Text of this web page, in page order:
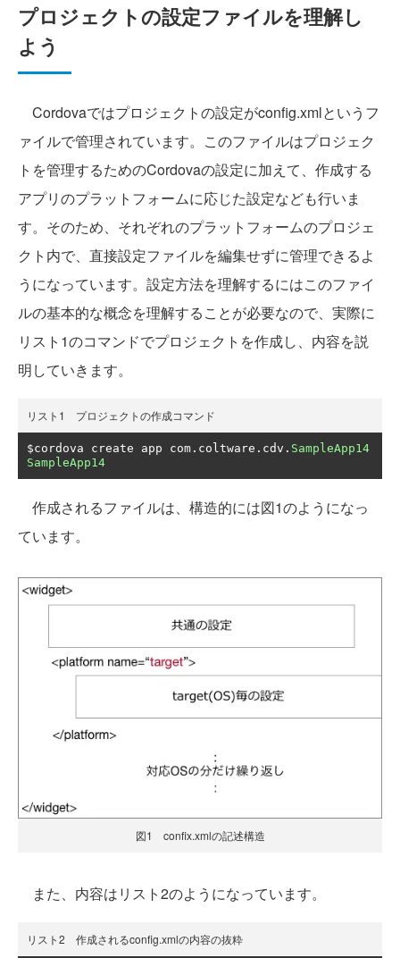
プロジェクトの設定ファイルを理解し
よう
Cordovaではプロジェクトの設定がconfig.xmlというフ
ァイルで管理されています。このファイルはプロジェク
トを管理するためのCordovaの設定に加えて、作成する
アプリのプラットフォームに応じた設定なども行いま
す。そのため、それぞれのプラットフォームのプロジェ
クト内で、直接設定ファイルを編集せずに管理できるよ
うになっています。設定方法を理解するにはこのファイ
ルの基本的な概念を理解することが必要なので、実際に
リスト1のコマンドでプロジェクトを作成し、内容を説
明していきます。
リスト1 プロジェクトの作成コマンド
$cordova create app com . coltware . cdv . SampleApp14
SampleApp14
作成されるファイルは、構造的には図1のようになっ
ています。
図1 confix.xmlの記述構造
また、内容はリスト2のようになっています。
リスト2 作成されるconfig.xmlの内容の抜粋